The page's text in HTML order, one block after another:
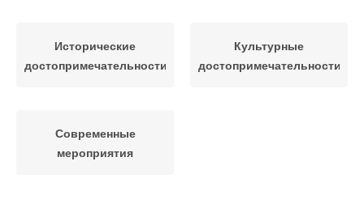
Исторические
достопримечательности
Культурные
достопримечательности
Современные
мероприятия